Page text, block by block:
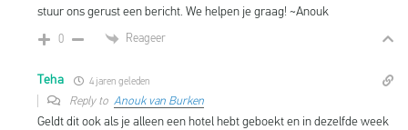
stuur ons gerust een bericht. We helpen je graag! ~Anouk
0 Reageer
Teha 4 jaren geleden
Reply to Anouk van Burken
Geldt dit ook als je alleen een hotel hebt geboekt en in dezelfde week